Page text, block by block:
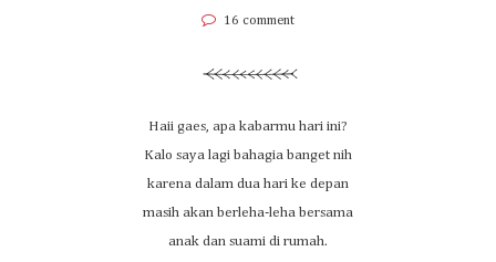
16 comment
Haii gaes, apa kabarmu hari ini?
Kalo saya lagi bahagia banget nih
karena dalam dua hari ke depan
masih akan berleha-leha bersama
anak dan suami di rumah.